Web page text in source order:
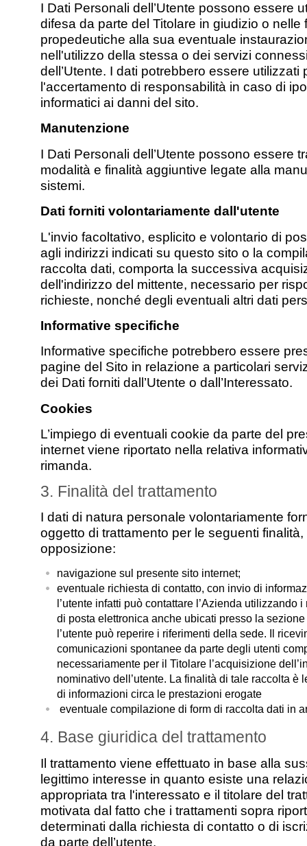
I Dati Personali dell’Utente possono essere
difesa da parte del Titolare in giudizio o nelle
propedeutiche alla sua eventuale
nell'utilizzo della stessa o dei servizi
dell’Utente. I dati potrebbero essere utilizzati
l'accertamento di responsabilità in caso di
informatici ai danni del sito.
Manutenzione
I Dati Personali dell’Utente possono essere
modalità e finalità aggiuntive legate alla
sistemi.
Dati forniti volontariamente dall'utente
L'invio facoltativo, esplicito e volontario di
agli indirizzi indicati su questo sito o la
raccolta dati, comporta la successiva
dell'indirizzo del mittente, necessario per
richieste, nonché degli eventuali altri dati
Informative specifiche
Informative specifiche potrebbero essere
pagine del Sito in relazione a particolari
dei Dati forniti dall’Utente o dall’Interessato.
Cookies
L’impiego di eventuali cookie da parte del
internet viene riportato nella relativa
rimanda.
3. Finalità del trattamento
I dati di natura personale volontariamente
oggetto di trattamento per le seguenti
opposizione:
navigazione sul presente sito internet;
eventuale richiesta di contatto, con invio di
l’utente infatti può contattare l’Azienda utilizzando
di posta elettronica anche ubicati presso la sezione
l’utente può reperire i riferimenti della sede. Il
comunicazioni spontanee da parte degli utenti
necessariamente per il Titolare l’acquisizione
nominativo dell’utente. La finalità di tale raccolta è
di informazioni circa le prestazioni erogate
eventuale compilazione di form di raccolta dati in
4. Base giuridica del trattamento
Il trattamento viene effettuato in base alla
legittimo interesse in quanto esiste una
appropriata tra l'interessato e il titolare del
motivata dal fatto che i trattamenti sopra
determinati dalla richiesta di contatto o di
da parte dell’utente.